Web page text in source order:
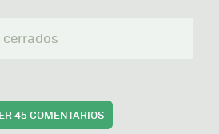
45 COMENTARIOS